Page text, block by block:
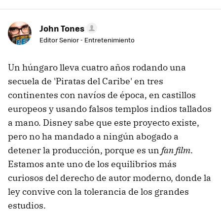
John Tones
Editor Senior - Entretenimiento
Un húngaro lleva cuatro años rodando una
secuela de 'Piratas del Caribe' en tres
continentes con navíos de época, en castillos
europeos y usando falsos templos indios tallados
a mano. Disney sabe que este proyecto existe,
pero no ha mandado a ningún abogado a
detener la producción, porque es un fan film.
Estamos ante uno de los equilibrios más
curiosos del derecho de autor moderno, donde la
ley convive con la tolerancia de los grandes
estudios.